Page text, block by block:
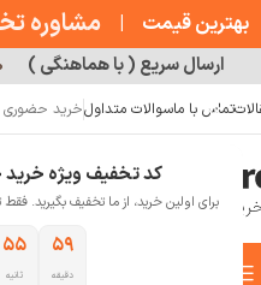
کد تخفیف ویژه خرید
برای اولین خرید، از ما تخفیف بگیرید. فقط
۵۹
دقیقه
۵۴
ثانیه
تماس با ماسوالات متداولخرید حضوری
بهترین قیمت | مشاوره
ارسال سریع ( با هماهنگی )